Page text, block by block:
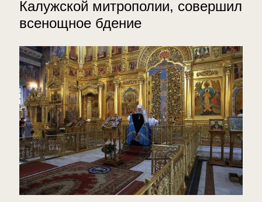
Калужской митрополии, совершил
всенощное бдение